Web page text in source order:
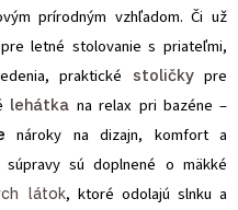
prírodným vzhľadom. Či už
letné stolovanie s priateľmi,
praktické stoličkypre
lehátka na relax pri bazéne –
nároky na dizajn, komfort a
sú doplnené o mäkké
látok, ktoré odolajú slnku a